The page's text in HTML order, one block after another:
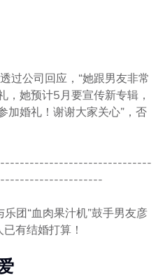
过公司回应，“她跟男友非常
，她预计5月要宣传新专辑，
加婚礼！谢谢大家关心”，否
团“血肉果汁机”鼓手男友彦
有结婚打算！